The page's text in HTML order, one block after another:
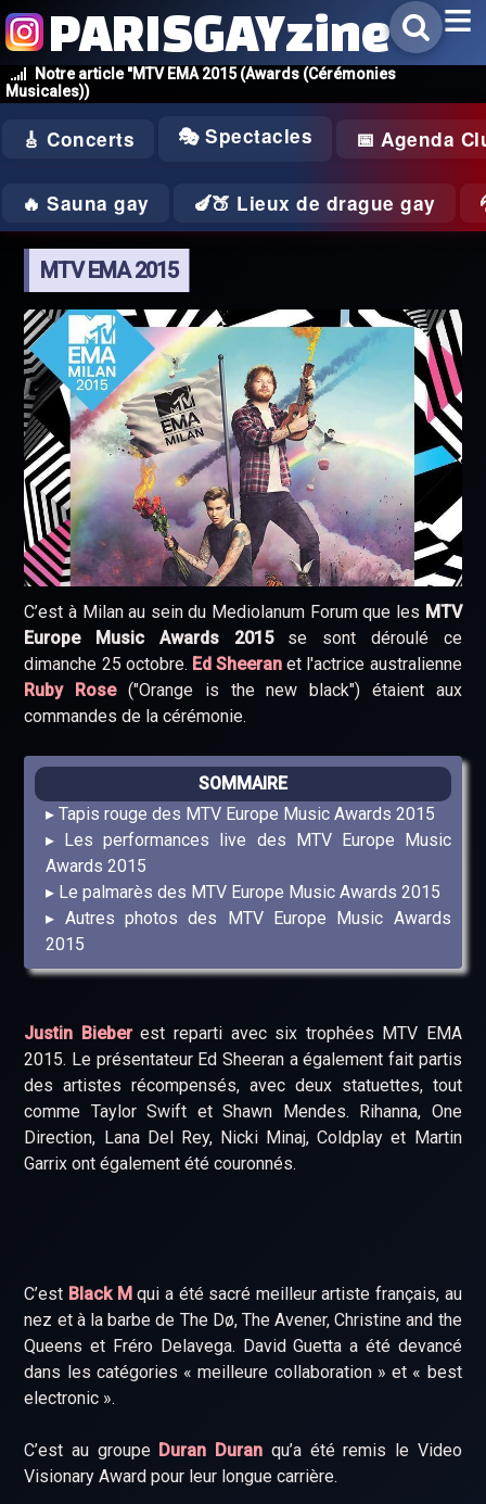
Notre article "MTV EMA 2015 (Awards (Cérémonies
Musicales))
PARISGAYzine
🎸 Concerts 🎭 Spectacles 📅 Agenda
🔥 Sauna gay 🍆🍑 Lieux de drague gay
MTV EMA 2015
C’est à Milan au sein du Mediolanum Forum que les MTV
Europe Music Awards 2015se sont déroulé ce
dimanche 25 octobre. Ed Sheeran et l'actrice australienne
Ruby Rose("Orange is the new black") étaient aux
commandes de la cérémonie.
SOMMAIRE
Tapis rouge des MTV Europe Music Awards 2015
Les performances live des MTV Europe Music
Awards 2015
Le palmarès des MTV Europe Music Awards 2015
Autres photos des MTV Europe Music Awards
2015
Justin Bieberest reparti avec six trophées MTV EMA
2015. Le présentateur Ed Sheeran a également fait partis
des artistes récompensés, avec deux statuettes, tout
comme Taylor Swift et Shawn Mendes. Rihanna, One
Direction, Lana Del Rey, Nicki Minaj, Coldplay et Martin
Garrix ont également été couronnés.
C’est Black Mqui a été sacré meilleur artiste français, au
nez et à la barbe de The Dø, The Avener, Christine and the
Queens et Fréro Delavega. David Guetta a été devancé
dans les catégories « meilleure collaboration » et « best
electronic ».
C’est au groupe Duran Duran qu’a été remis le Video
Visionary Award pour leur longue carrière.